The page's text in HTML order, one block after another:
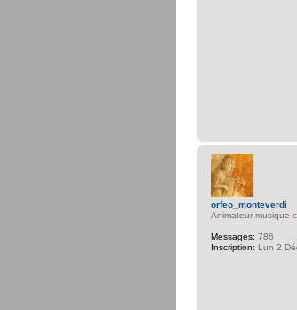
orfeo_monteverdi
Animateur musique
Messages: 786
Inscription: Lun 2